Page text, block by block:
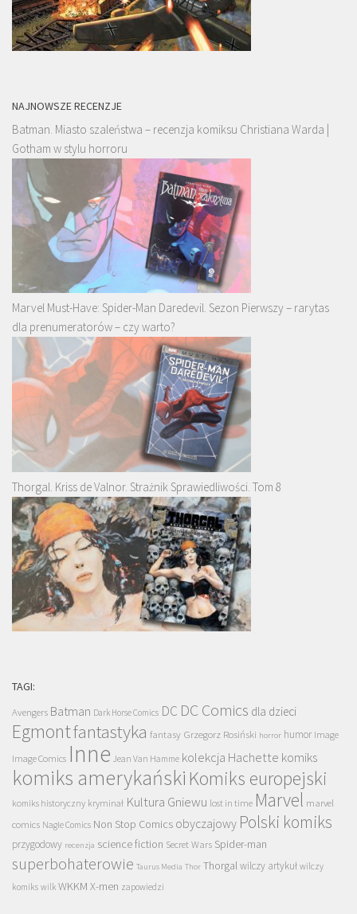
NAJNOWSZE RECENZJE
Batman. Miasto szaleństwa – recenzja komiksu Christiana Warda |
Gotham w stylu horroru
Marvel Must-Have: Spider-Man Daredevil. Sezon Pierwszy – rarytas
dla prenumeratorów – czy warto?
Thorgal. Kriss de Valnor. Strażnik Sprawiedliwości. Tom 8
TAGI:
Avengers Batman Dark Horse Comics DC DC Comics dla dzieci
Egmontfantastyka fantasy Grzegorz Rosiński horror humor Image
Image Comics Inne Jean Van Hamme kolekcja Hachette komiks
komiks amerykański Komiks europejski
komiks historyczny kryminał Kultura Gniewu lost in time Marvel marvel
comics Nagle Comics Non Stop Comics obyczajowy Polski komiks
przygodowy recenzja science fiction Secret Wars Spider-man
superbohaterowie Taurus Media Thor Thorgalwilczy artykuł wilczy
komiks wilk WKKM X-men zapowiedzi